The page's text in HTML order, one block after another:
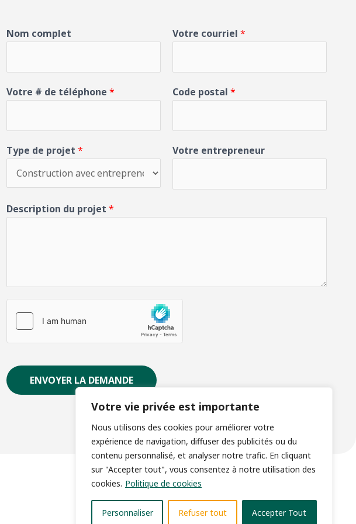
Votre vie privée est importante
Nous utilisons des cookies pour améliorer votre
expérience de navigation, diffuser des publicités ou du
contenu personnalisé, et analyser notre trafic. En cliquant
sur "Accepter tout", vous consentez à notre utilisation des
cookies. Politique de cookies
Personnaliser Refuser tout Accepter Tout
Nom complet
Votre # de téléphone *
Type de projet *
Votre courriel *
Code postal *
Votre entrepreneur
Description du projet *
ENVOYER LA DEMANDE